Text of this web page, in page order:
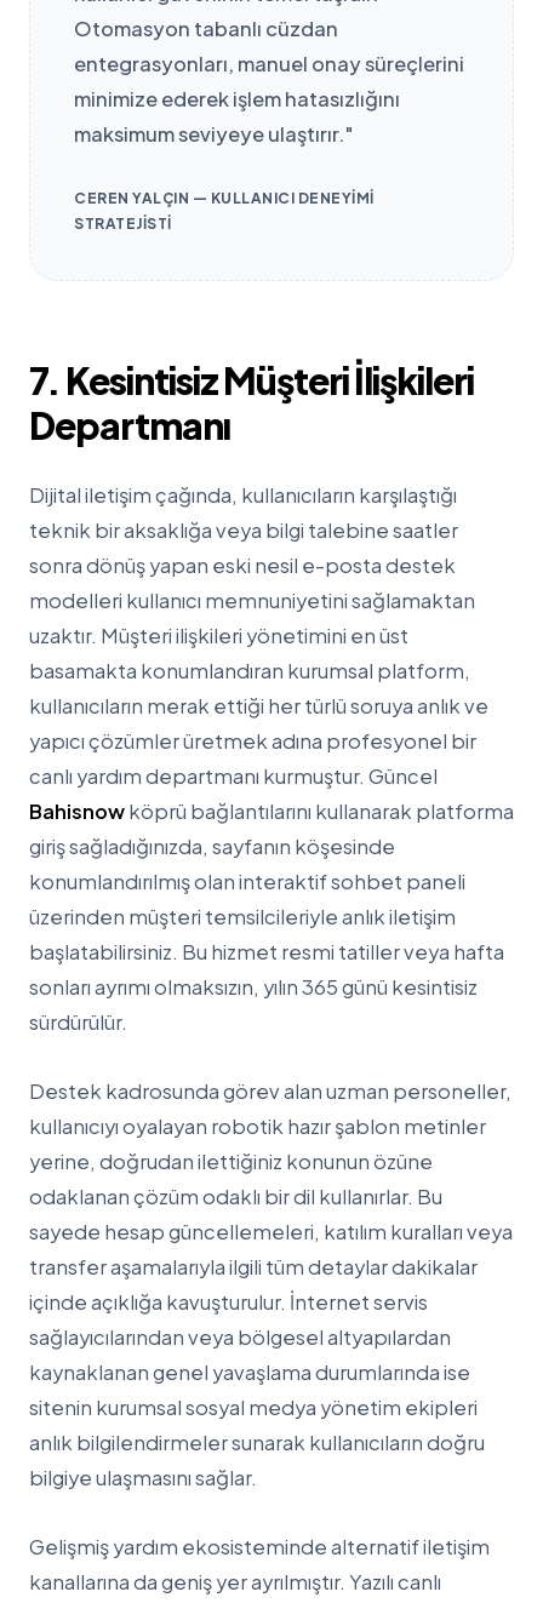
Otomasyon tabanlı cüzdan
entegrasyonları, manuel onay süreçlerini
minimize ederek işlem hatasızlığını
maksimum seviyeye ulaştırır."
CEREN YALÇIN — KULLANICI DENEYIMI
STRATEJISTI
7. Kesintisiz Müşteri İlişkileri
Departmanı
Dijital iletişim çağında, kullanıcıların karşılaştığı
teknik bir aksaklığa veya bilgi talebine saatler
sonra dönüş yapan eski nesil e-posta destek
modelleri kullanıcı memnuniyetini sağlamaktan
uzaktır. Müşteri ilişkileri yönetimini en üst
basamakta konumlandıran kurumsal platform,
kullanıcıların merak ettiği her türlü soruya anlık ve
yapıcı çözümler üretmek adına profesyonel bir
canlı yardım departmanı kurmuştur. Güncel
Bahisnowköprü bağlantılarını kullanarak platforma
giriş sağladığınızda, sayfanın köşesinde
konumlandırılmış olan interaktif sohbet paneli
üzerinden müşteri temsilcileriyle anlık iletişim
başlatabilirsiniz. Bu hizmet resmi tatiller veya hafta
sonları ayrımı olmaksızın, yılın 365 günü kesintisiz
sürdürülür.
Destek kadrosunda görev alan uzman personeller,
kullanıcıyı oyalayan robotik hazır şablon metinler
yerine, doğrudan ilettiğiniz konunun özüne
odaklanan çözüm odaklı bir dil kullanırlar. Bu
sayede hesap güncellemeleri, katılım kuralları veya
transfer aşamalarıyla ilgili tüm detaylar dakikalar
içinde açıklığa kavuşturulur. İnternet servis
sağlayıcılarından veya bölgesel altyapılardan
kaynaklanan genel yavaşlama durumlarında ise
sitenin kurumsal sosyal medya yönetim ekipleri
anlık bilgilendirmeler sunarak kullanıcıların doğru
bilgiye ulaşmasını sağlar.
Gelişmiş yardım ekosisteminde alternatif iletişim
kanallarına da geniş yer ayrılmıştır. Yazılı canlı